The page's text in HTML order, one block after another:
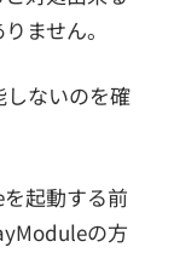
ません。
ないのを確
起動する前
の方